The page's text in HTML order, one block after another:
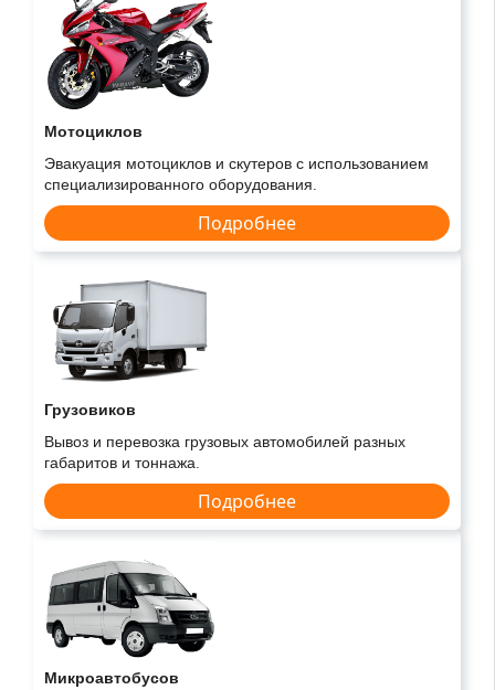
Мотоциклов
Эвакуация мотоциклов и скутеров с использованием
специализированного оборудования.
Подробнее
Грузовиков
Вывоз и перевозка грузовых автомобилей разных
габаритов и тоннажа.
Подробнее
Микроавтобусов